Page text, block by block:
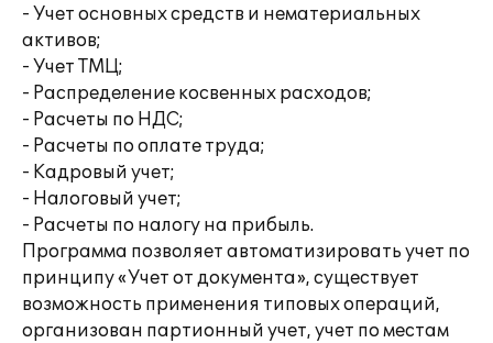
- Учет основных средств и нематериальных
активов;
- Учет ТМЦ;
- Распределение косвенных расходов;
- Расчеты по НДС;
- Расчеты по оплате труда;
- Кадровый учет;
- Налоговый учет;
- Расчеты по налогу на прибыль.
Программа позволяет автоматизировать учет по
принципу «Учет от документа», существует
возможность применения типовых операций,
организован партионный учет, учет по местам